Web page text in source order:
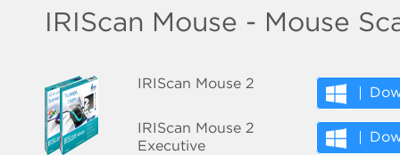
IRIScan Mouse - Mouse
IRIScan Mouse 2
IRIScan Mouse 2
Executive